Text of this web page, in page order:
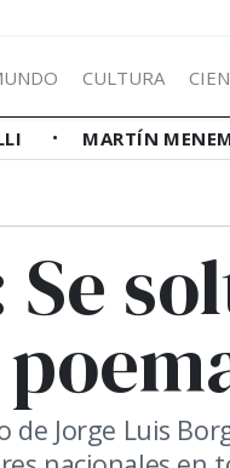
CULTURA
MARTÍN
Jorge Luis